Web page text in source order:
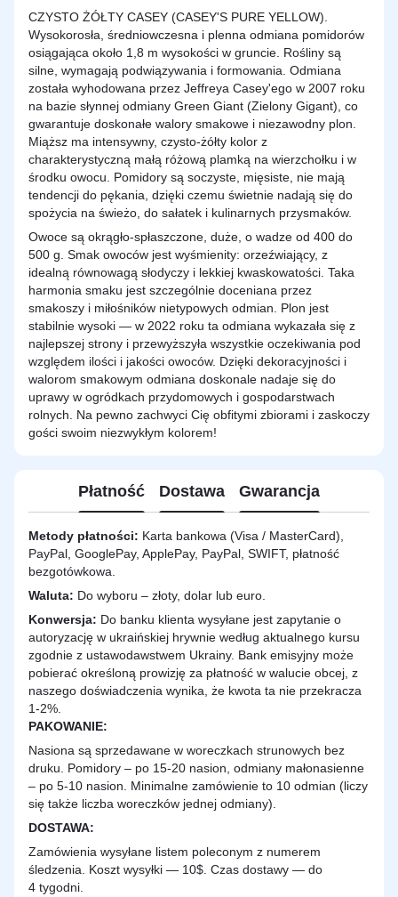
CZYSTO ŻÓŁTY CASEY (CASEY'S PURE YELLOW).
Wysokorosła, średniowczesna i plenna odmiana pomidorów
osiągająca około 1,8 m wysokości w gruncie. Rośliny są
silne, wymagają podwiązywania i formowania. Odmiana
została wyhodowana przez Jeffreya Casey'ego w 2007 roku
na bazie słynnej odmiany Green Giant (Zielony Gigant), co
gwarantuje doskonałe walory smakowe i niezawodny plon.
Miąższ ma intensywny, czysto-żółty kolor z
charakterystyczną małą różową plamką na wierzchołku i w
środku owocu. Pomidory są soczyste, mięsiste, nie mają
tendencji do pękania, dzięki czemu świetnie nadają się do
spożycia na świeżo, do sałatek i kulinarnych przysmaków.
Owoce są okrągło-spłaszczone, duże, o wadze od 400 do
500 g. Smak owoców jest wyśmienity: orzeźwiający, z
idealną równowagą słodyczy i lekkiej kwaskowatości. Taka
harmonia smaku jest szczególnie doceniana przez
smakoszy i miłośników nietypowych odmian. Plon jest
stabilnie wysoki — w 2022 roku ta odmiana wykazała się z
najlepszej strony i przewyższyła wszystkie oczekiwania pod
względem ilości i jakości owoców. Dzięki dekoracyjności i
walorom smakowym odmiana doskonale nadaje się do
uprawy w ogródkach przydomowych i gospodarstwach
rolnych. Na pewno zachwyci Cię obfitymi zbiorami i zaskoczy
gości swoim niezwykłym kolorem!
Płatność Dostawa Gwarancja
Metody płatności: Karta bankowa (Visa / MasterCard),
PayPal, GooglePay, ApplePay, PayPal, SWIFT, płatność
bezgotówkowa.
Waluta: Do wyboru – złoty, dolar lub euro.
Konwersja: Do banku klienta wysyłane jest zapytanie o
autoryzację w ukraińskiej hrywnie według aktualnego kursu
zgodnie z ustawodawstwem Ukrainy. Bank emisyjny może
pobierać określoną prowizję za płatność w walucie obcej, z
naszego doświadczenia wynika, że kwota ta nie przekracza
1-2%.
PAKOWANIE:
Nasiona są sprzedawane w woreczkach strunowych bez
druku. Pomidory – po 15-20 nasion, odmiany małonasienne
– po 5-10 nasion. Minimalne zamówienie to 10 odmian (liczy
się także liczba woreczków jednej odmiany).
DOSTAWA:
Zamówienia wysyłane listem poleconym z numerem
śledzenia. Koszt wysyłki — 10$. Czas dostawy — do
4 tygodni.